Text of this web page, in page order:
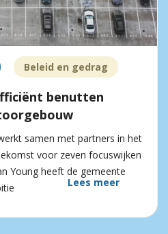
Beleid en gedrag
benutten
samen met partners in het
voor zeven focuswijken
Young heeft de gemeente
Lees meer